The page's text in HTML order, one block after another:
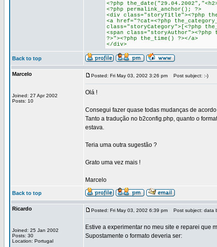
<?php
<?php permalink_anchor(); ?>
<div class="storyTitle"><?php
<a href="?cat=<?php
class="storyCategory">[<?php
<span
?>"><?php the_time() ?></a>
</div>
Back to top
Marcelo
Joined: 27 Apr 2002
Posts: 10
Posted: Fri May 03, 2002 3:26 pm Post subject: :-)
Olá !
Consegui fazer quase todas mudanças de
Tanto a tradução no b2config.php, quanto o
estava.
Teria uma outra sugestão ?
Grato uma vez mais !
Marcelo
Back to top
Ricardo
Joined: 25 Jan 2002
Posts: 30
Location: Portugal
Posted: Fri May 03, 2002 6:39 pm Post subject: data
Estive a experimentar no meu site e reparei que
Supostamente o formato deveria ser: